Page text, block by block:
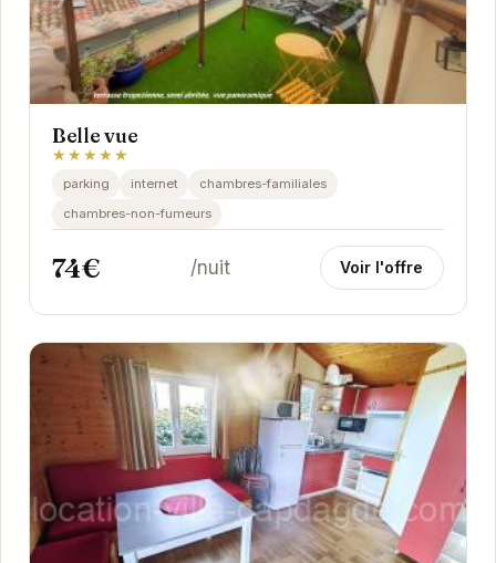
Belle vue
★★★★★
parking internet
chambres-familiales
chambres-non-fumeurs
74€ /nuit Voir l'offre